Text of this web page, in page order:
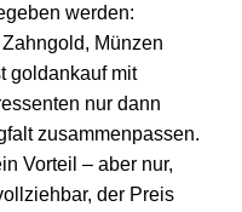
werden:
Münzen
goldankauf mit
nur dann
zusammenpassen.
Vorteil – aber nur,
der Preis